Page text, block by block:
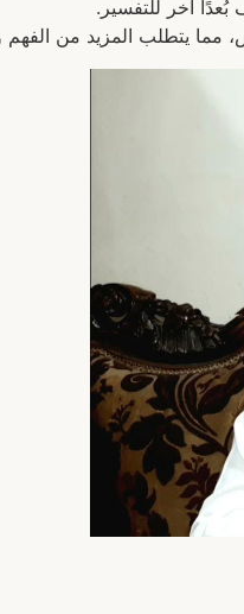
آخر للتفسير.
يتطلب المزيد من الفهم